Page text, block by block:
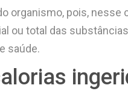
organismo, pois, nesse
ou total das
saúde.